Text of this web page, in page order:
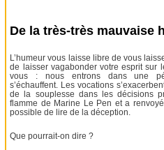
De la très-très mauvaise
L’humeur vous laisse libre de vous
de laisser vagabonder votre esprit sur
vous : nous entrons dans une
s’échauffent. Les vocations
de la souplesse dans les décisions
flamme de Marine Le Pen et a
possible de lire de la déception.
Que pourrait-on dire ?